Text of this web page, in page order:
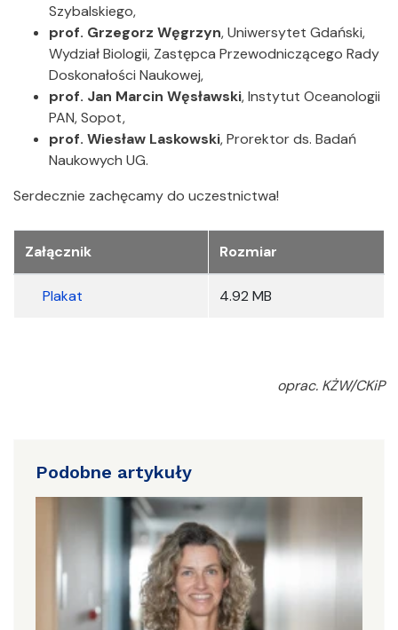
Szybalskiego,
prof. Grzegorz Węgrzyn, Uniwersytet Gdański,
Wydział Biologii, Zastępca Przewodniczącego Rady
Doskonałości Naukowej,
prof. Jan Marcin Węsławski, Instytut Oceanologii
PAN, Sopot,
prof. Wiesław Laskowski, Prorektor ds. Badań
Naukowych UG.
Serdecznie zachęcamy do uczestnictwa!
Załączniki
Załącznik
Rozmiar
Plakat 4.92 MB
oprac. KŻW/CKiP
Podobne artykuły